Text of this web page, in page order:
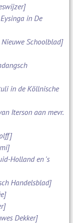
in De
Schoolblad]
in de Köllnische
Iterson aan mevr.
Holland en 's
Handelsblad]
Dekker]